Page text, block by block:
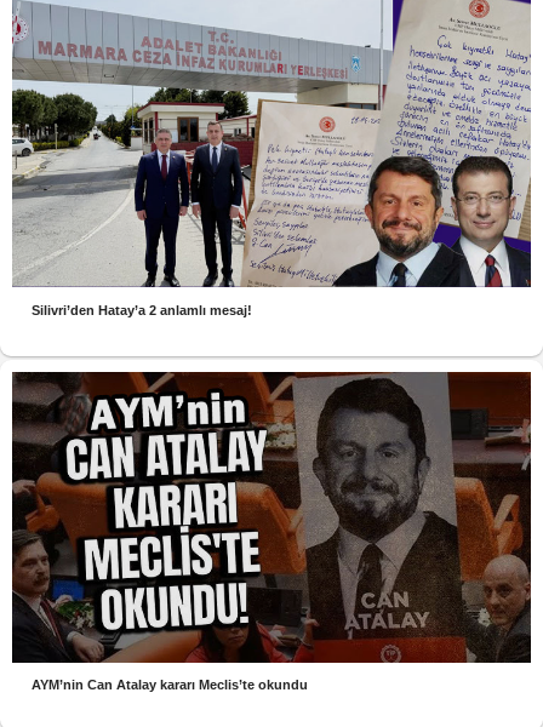
Silivri’den Hatay’a 2 anlamlı mesaj!
AYM’nin Can Atalay kararı Meclis’te okundu